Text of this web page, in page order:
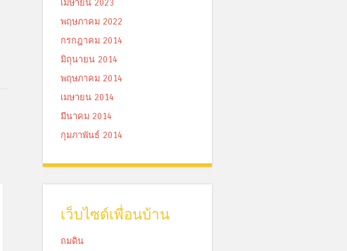
เมษายน 2023
พฤษภาคม 2022
กรกฎาคม 2014
มิถุนายน 2014
พฤษภาคม 2014
เมษายน 2014
มีนาคม 2014
กุมภาพันธ์ 2014
เว็บไซด์เพื่อนบ้าน
ถมดิน